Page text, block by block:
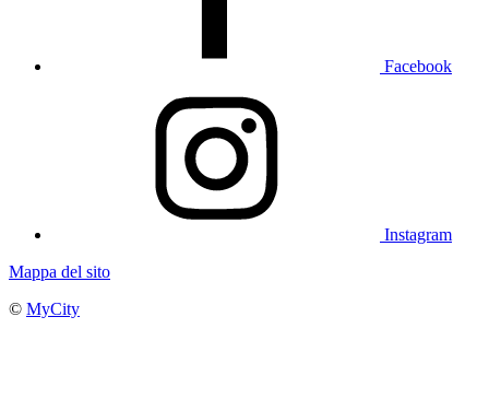
Facebook
Instagram
Mappa del sito
© MyCity